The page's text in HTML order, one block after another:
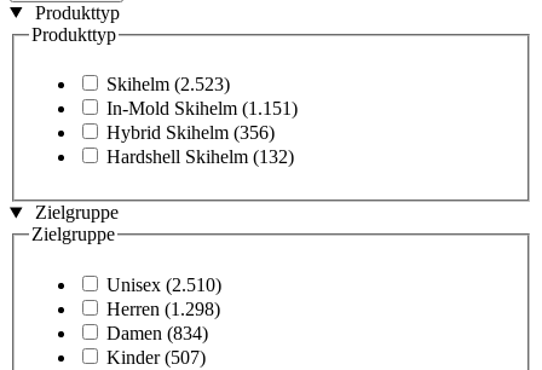
Produkttyp
Produkttyp
Skihelm (2.523)
In-Mold Skihelm (1.151)
Hybrid Skihelm (356)
Hardshell Skihelm (132)
Zielgruppe
Zielgruppe
Unisex (2.510)
Herren (1.298)
Damen (834)
Kinder (507)